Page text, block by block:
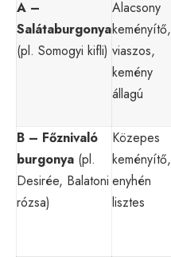
A –
Salátaburgonya
(pl. Somogyi kifli)
Alacsony
keményítő,
viaszos,
kemény
állagú
B – Főznivaló
burgonya (pl.
Desirée, Balatoni
rózsa)
Közepes
keményítő,
enyhén
lisztes